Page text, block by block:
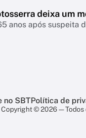
deixa um
anos após suspeita
no SBTPolítica de
Copyright © 2026 —